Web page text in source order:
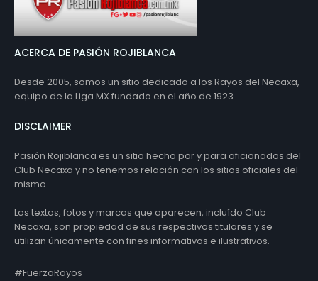
ACERCA DE PASIÓN ROJIBLANCA
Desde 2005, somos un sitio dedicado a los Rayos del Necaxa,
equipo de la Liga MX fundado en el año de 1923.
DISCLAIMER
Pasión Rojiblanca es un sitio hecho por y para aficionados del
Club Necaxa y no tenemos relación con los sitios oficiales del
mismo.
Los textos, fotos y marcas que aparecen, incluído Club
Necaxa, son propiedad de sus respectivos titulares y se
utilizan únicamente con fines informativos e ilustrativos.
#FuerzaRayos